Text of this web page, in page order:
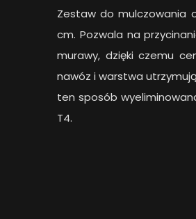
Zestaw do mulczowania
cm. Pozwala na
murawy, dzięki czemu
nawóz i warstwa
ten sposób
T4.